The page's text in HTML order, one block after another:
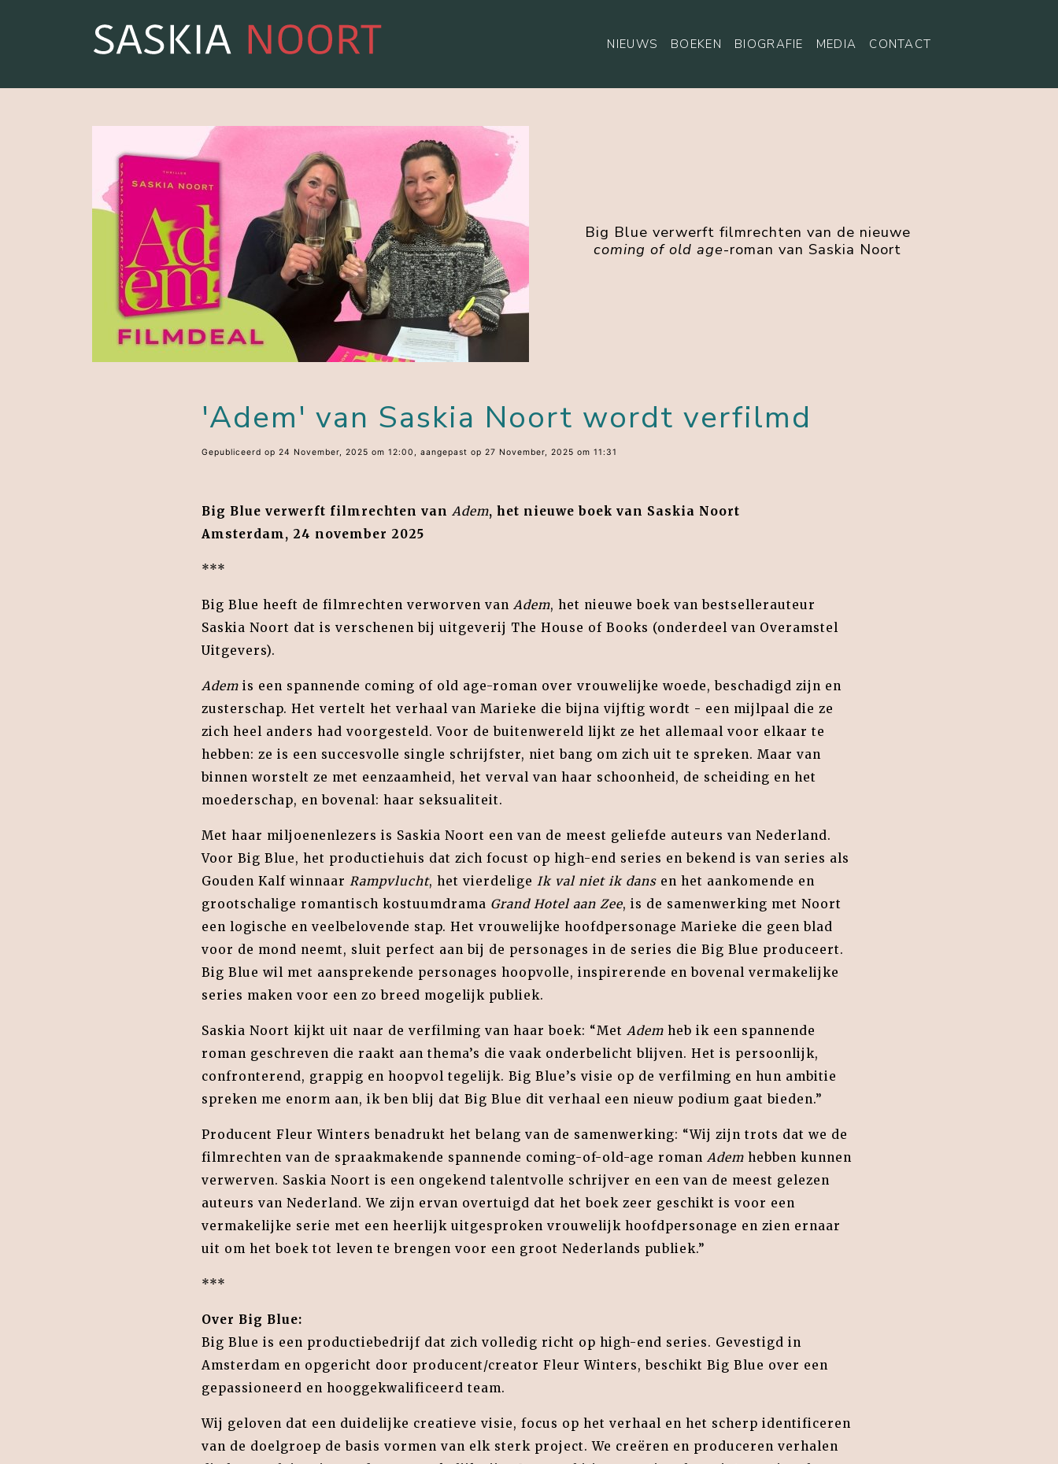
NIEUWS BOEKEN BIOGRAFIE MEDIA CONTACT
Big Blue verwerft filmrechten van de nieuwe
coming of old age-roman van Saskia Noort
'Adem' van Saskia Noort wordt verfilmd
Gepubliceerd op 24 November, 2025 om 12:00, aangepast op 27 November, 2025 om 11:31
Big Blue verwerft filmrechten van Adem, het nieuwe boek van Saskia Noort
Amsterdam, 24 november 2025
***
Big Blue heeft de filmrechten verworven van Adem, het nieuwe boek van bestsellerauteur
Saskia Noort dat is verschenen bij uitgeverij The House of Books (onderdeel van Overamstel
Uitgevers).
Adem is een spannende coming of old age-roman over vrouwelijke woede, beschadigd zijn en
zusterschap. Het vertelt het verhaal van Marieke die bijna vijftig wordt - een mijlpaal die ze
zich heel anders had voorgesteld. Voor de buitenwereld lijkt ze het allemaal voor elkaar te
hebben: ze is een succesvolle single schrijfster, niet bang om zich uit te spreken. Maar van
binnen worstelt ze met eenzaamheid, het verval van haar schoonheid, de scheiding en het
moederschap, en bovenal: haar seksualiteit.
Met haar miljoenenlezers is Saskia Noort een van de meest geliefde auteurs van Nederland.
Voor Big Blue, het productiehuis dat zich focust op high-end series en bekend is van series als
Gouden Kalf winnaar Rampvlucht, het vierdelige Ik val niet ik dansen het aankomende en
grootschalige romantisch kostuumdrama Grand Hotel aan Zee, is de samenwerking met Noort
een logische en veelbelovende stap. Het vrouwelijke hoofdpersonage Marieke die geen blad
voor de mond neemt, sluit perfect aan bij de personages in de series die Big Blue produceert.
Big Blue wil met aansprekende personages hoopvolle, inspirerende en bovenal vermakelijke
series maken voor een zo breed mogelijk publiek.
Saskia Noort kijkt uit naar de verfilming van haar boek: “Met Adem heb ik een spannende
roman geschreven die raakt aan thema’s die vaak onderbelicht blijven. Het is persoonlijk,
confronterend, grappig en hoopvol tegelijk. Big Blue’s visie op de verfilming en hun ambitie
spreken me enorm aan, ik ben blij dat Big Blue dit verhaal een nieuw podium gaat bieden.”
Producent Fleur Winters benadrukt het belang van de samenwerking: “Wij zijn trots dat we de
filmrechten van de spraakmakende spannende coming-of-old-age roman Adem hebben kunnen
verwerven. Saskia Noort is een ongekend talentvolle schrijver en een van de meest gelezen
auteurs van Nederland. We zijn ervan overtuigd dat het boek zeer geschikt is voor een
vermakelijke serie met een heerlijk uitgesproken vrouwelijk hoofdpersonage en zien ernaar
uit om het boek tot leven te brengen voor een groot Nederlands publiek.”
***
Over Big Blue:
Big Blue is een productiebedrijf dat zich volledig richt op high-end series. Gevestigd in
Amsterdam en opgericht door producent/creator Fleur Winters, beschikt Big Blue over een
gepassioneerd en hooggekwalificeerd team.
Wij geloven dat een duidelijke creatieve visie, focus op het verhaal en het scherp identificeren
van de doelgroep de basis vormen van elk sterk project. We creëren en produceren verhalen